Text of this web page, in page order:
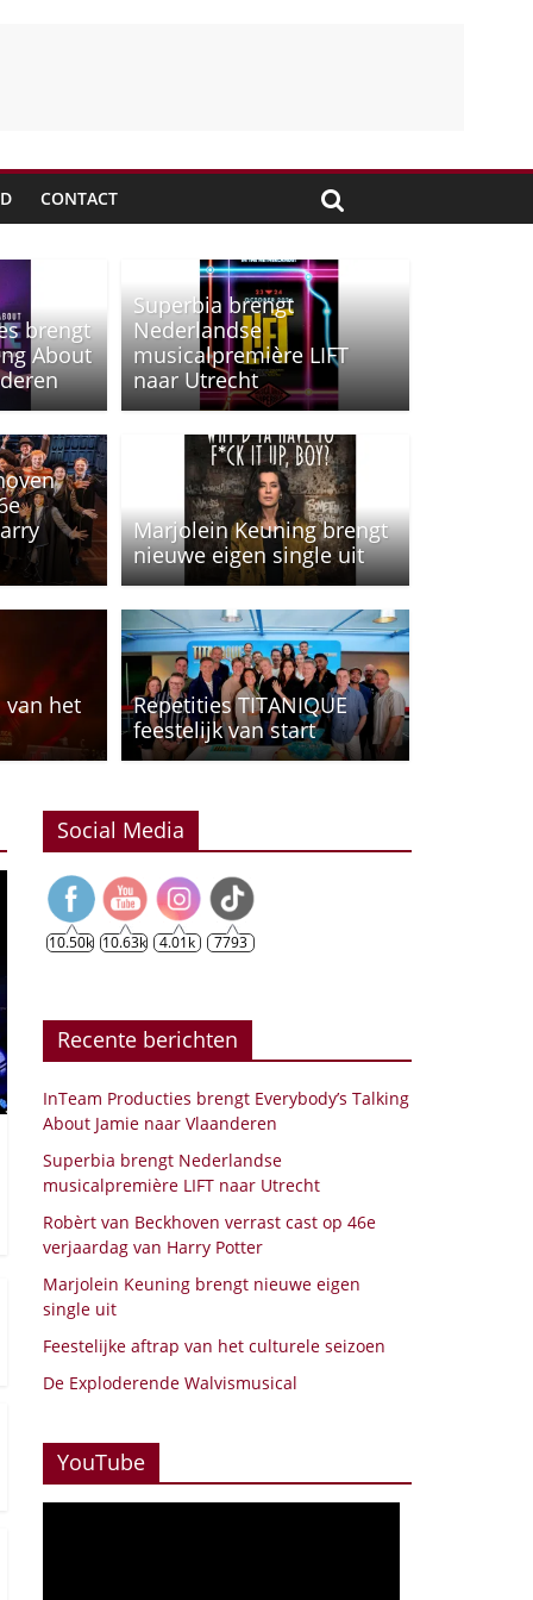
CONTACT
Cabaret
brengt
About
Superbia brengt
Nederlandse
musicalpremière LIFT
naar Utrecht
Marjolein Keuning brengt
nieuwe eigen single uit
van het
Repetities TITANIQUE
feestelijk van start
Social Media
10.50k 10.63k 4.01k 7793
Recente berichten
InTeam Producties brengt Everybody’s Talking
About Jamie naar Vlaanderen
Superbia brengt Nederlandse
musicalpremière LIFT naar Utrecht
Robèrt van Beckhoven verrast cast op 46e
verjaardag van Harry Potter
Marjolein Keuning brengt nieuwe eigen
single uit
Feestelijke aftrap van het culturele seizoen
De Exploderende Walvismusical
YouTube